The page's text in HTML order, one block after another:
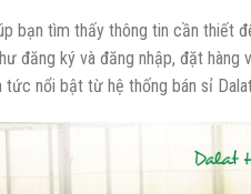
bạn tìm thấy thông tin cần thiết
đăng ký và đăng nhập, đặt
tức nổi bật từ hệ thống bán sỉ